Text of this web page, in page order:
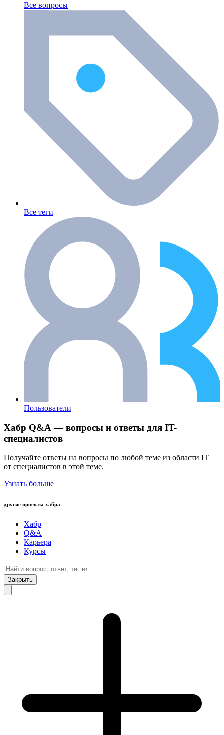
Все вопросы
Все теги
Пользователи
Хабр Q&A — вопросы и ответы для IT-
специалистов
Получайте ответы на вопросы по любой теме из области IT
от специалистов в этой теме.
Узнать больше
другие проекты хабра
Хабр
Q&A
Карьера
Курсы
Закрыть